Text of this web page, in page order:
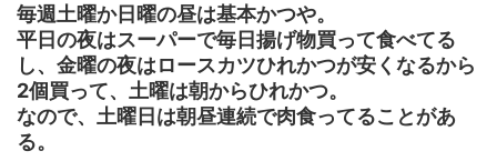
毎週土曜か日曜の昼は基本かつや。
平日の夜はスーパーで毎日揚げ物買って食べてる
し、金曜の夜はロースカツひれかつが安くなるから
2個買って、土曜は朝からひれかつ。
なので、土曜日は朝昼連続で肉食ってることがあ
る。